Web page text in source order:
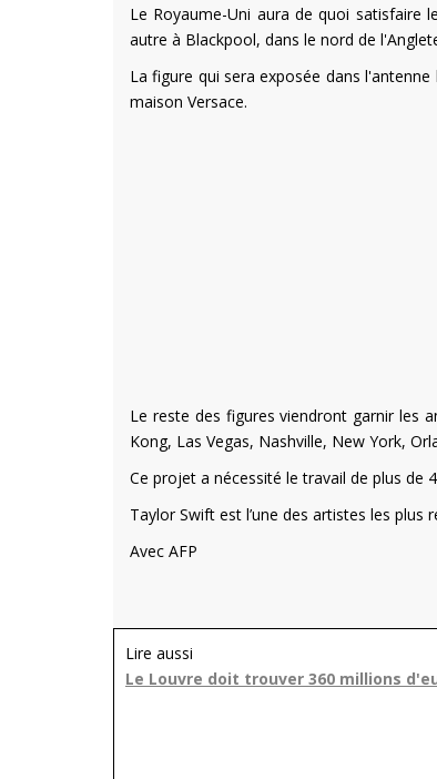
Le Royaume-Uni aura de quoi satisfaire
autre à Blackpool, dans le nord de
La figure qui sera exposée dans
maison Versace.
Le reste des figures viendront garnir les
Kong, Las Vegas, Nashville, New York,
Ce projet a nécessité le travail de plus de
Taylor Swift est l’une des artistes les
Avec AFP
Lire aussi
Le Louvre doit trouver 360 millions